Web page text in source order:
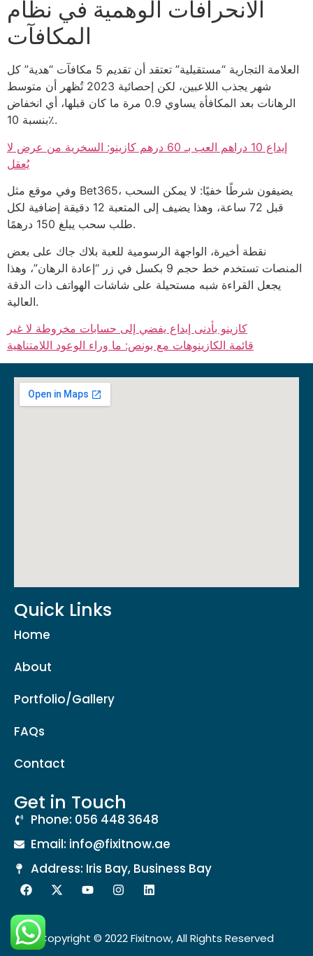
الانحرافات الوهمية في نظام
المكافآت
العلامة التجارية “مستقبلية” تعتقد أن تقديم 5 مكافآت “هدية” كل
شهر يجذب اللاعبين، لكن إحصائية 2023 تُظهر أن متوسط
الرهانات بعد المكافأة يساوي 0.9 مرة ما كان قبلها، أي انخفاض
بنسبة 10٪.
إيداع 10 دراهم العب بـ 60 درهم كازينو: السخرية من عرض لا
يُعقل
وفي موقع مثل Bet365، يضيفون شرطًا خفيًا: لا يمكن السحب
قبل 72 ساعة، وهذا يضيف إلى المتعبة 12 دقيقة إضافية لكل
طلب سحب يبلغ 150 درهمًا.
نقطة أخيرة، الواجهة الرسومية للعبة بلاك جاك على بعض
المنصات تستخدم خط حجم 9 بكسل في زر “إعادة الرهان”، وهذا
يجعل القراءة شبه مستحيلة على شاشات الهواتف ذات الدقة
العالية.
كازينو بأدنى إيداع يفضي إلى حسابات مخروطة لا غير
قائمة الكازينوهات مع بونص: ما وراء الوعود اللامتناهية
Quick Links
Home
About
Portfolio/Gallery
FAQs
Contact
Get in Touch
Phone: 056 448 3648
Email: info@fixitnow.ae
Address: Iris Bay, Business Bay
Copyright © 2022 Fixitnow, All Rights Reserved